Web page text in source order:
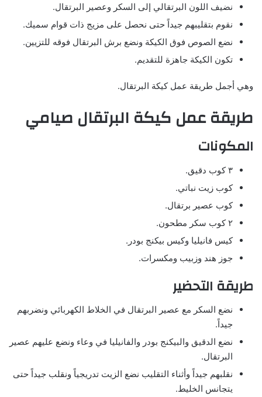
نضيف اللون البرتقالي إلى السكر وعصير البرتقال.
نقوم بتقليبهم جيداً حتى نحصل على مزيج ذات قوام سميك.
نضع الصوص فوق الكيكة ونضع برش البرتقال فوقه للتزيين.
تكون الكيكة جاهزة للتقديم.
وهي أجمل طريقة عمل كيكة البرتقال.
طريقة عمل كيكة البرتقال صيامي
المكونات
٣ كوب دقيق.
كوب زيت نباتي.
كوب عصير برتقال.
٢ كوب سكر مطحون.
كيس فانيليا وكيس بيكنج بودر.
جوز هند وزبيب ومكسرات.
طريقة التحضير
نضع السكر مع عصير البرتقال في الخلاط الكهربائي ونضربهم
جيداً.
نضع الدقيق والبيكنج بودر والفانيليا في وعاء ونضع عليهم عصير
البرتقال.
نقلبهم جيداً وأثناء التقليب نضع الزيت تدريجياً ونقلب جيداً حتى
يتجانس الخليط.